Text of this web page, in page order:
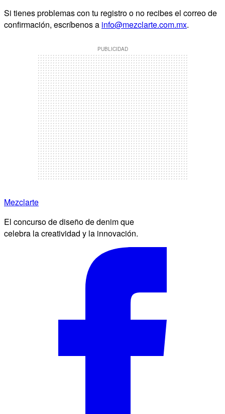
Si tienes problemas con tu registro o no recibes el correo de
confirmación, escríbenos a info@mezclarte.com.mx.
PUBLICIDAD
Mezclarte
El concurso de diseño de denim que
celebra la creatividad y la innovación.